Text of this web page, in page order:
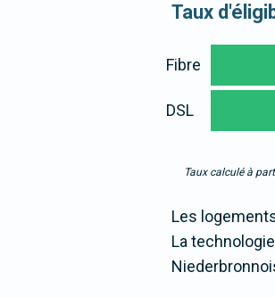
Taux
Fibre
DSL
Taux calculé à
Les
La